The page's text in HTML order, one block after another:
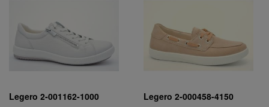
Legero 2-001162-1000
Legero 2-000458-4150